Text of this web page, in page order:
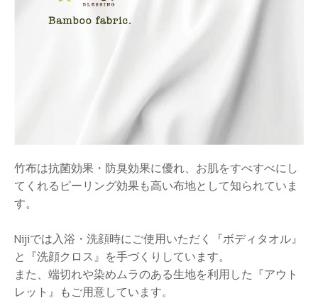
竹布は抗菌効果・防臭効果に優れ、お肌をすべすべにし
てくれるピーリング効果も高い布地として知られていま
す。
Nijiでは入浴・洗顔時にご使用いただく『ボディタオル』
と『洗顔クロス』を手づくりしています。
また、端切れや染めムラのある生地を利用した『アウト
レット』もご用意しています。